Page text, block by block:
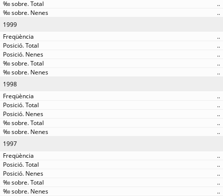
..
..
1999
..
..
..
..
..
1998
..
..
..
..
..
1997
..
..
..
..
..